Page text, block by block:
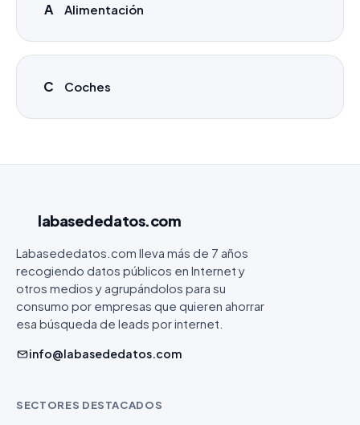
A Alimentación
C Coches
labasededatos.com
Labasededatos.com lleva más de 7 años
recogiendo datos públicos en Internet y
otros medios y agrupándolos para su
consumo por empresas que quieren ahorrar
esa búsqueda de leads por internet.
info@labasededatos.com
SECTORES DESTACADOS